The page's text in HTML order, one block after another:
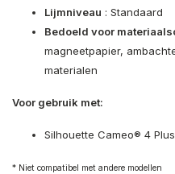
Lijmniveau : Standaard
Bedoeld voor
magneetpapier,
materialen
Voor gebruik met:
Silhouette Cameo® 4 Plus
* Niet compatibel met andere modellen